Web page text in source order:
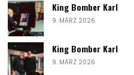
King Bomber Karl
9. MÄRZ 2026
King Bomber Karl
9. MÄRZ 2026